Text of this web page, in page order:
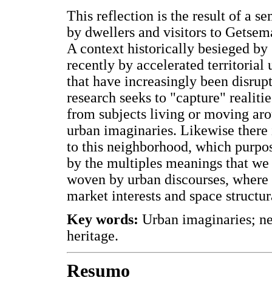
This reflection is the result of a
by dwellers and visitors to
A context historically besieged
recently by accelerated territorial
that have increasingly been
research seeks to "capture"
from subjects living or moving
urban imaginaries. Likewise
to this neighborhood, which
by the multiples meanings that
woven by urban discourses,
market interests and space
Key words: Urban imaginaries;
heritage.
Resumo